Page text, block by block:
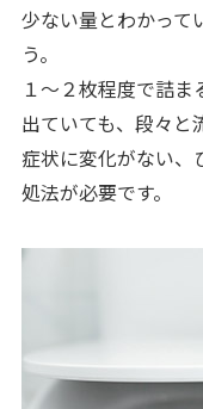
少ない量とわかって
う。
１～２枚程度で詰
出ていても、段々と
症状に変化がない、
処法が必要です。